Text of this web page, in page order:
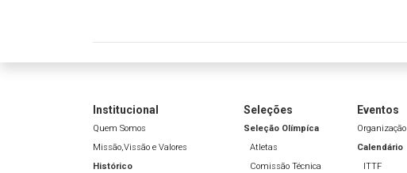
Institucional
Quem Somos
Missão,Vissão e Valores
Histórico
Seleções
Seleção Olímpíca
Atletas
Comissão Técnica
Eventos
Organização
Calendário
ITTF